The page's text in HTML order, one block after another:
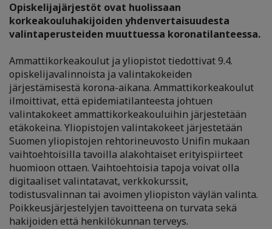
Opiskelijajärjestöt ovat huolissaan
korkeakouluhakijoiden yhdenvertaisuudesta
valintaperusteiden muuttuessa koronatilanteessa.
Ammattikorkeakoulut ja yliopistot tiedottivat 9.4.
opiskelijavalinnoista ja valintakokeiden
järjestämisestä korona-aikana. Ammattikorkeakoulut
ilmoittivat, että epidemiatilanteesta johtuen
valintakokeet ammattikorkeakouluihin järjestetään
etäkokeina. Yliopistojen valintakokeet järjestetään
Suomen yliopistojen rehtorineuvosto Unifin mukaan
vaihtoehtoisilla tavoilla alakohtaiset erityispiirteet
huomioon ottaen. Vaihtoehtoisia tapoja voivat olla
digitaaliset valintatavat, verkkokurssit,
todistusvalinnan tai avoimen yliopiston väylän valinta.
Poikkeusjärjestelyjen tavoitteena on turvata sekä
hakijoiden että henkilökunnan terveys.